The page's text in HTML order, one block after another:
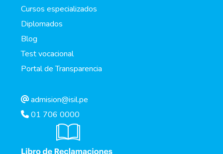
Cursos especializados
Diplomados
Blog
Test vocacional
Portal de Transparencia
admision@isil.pe
01 706 0000